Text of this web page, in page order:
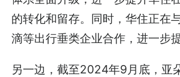
的转化和留存。同时，华住正在
滴等出行垂类企业合作，进一步
另一边，截至2024年9月底，亚